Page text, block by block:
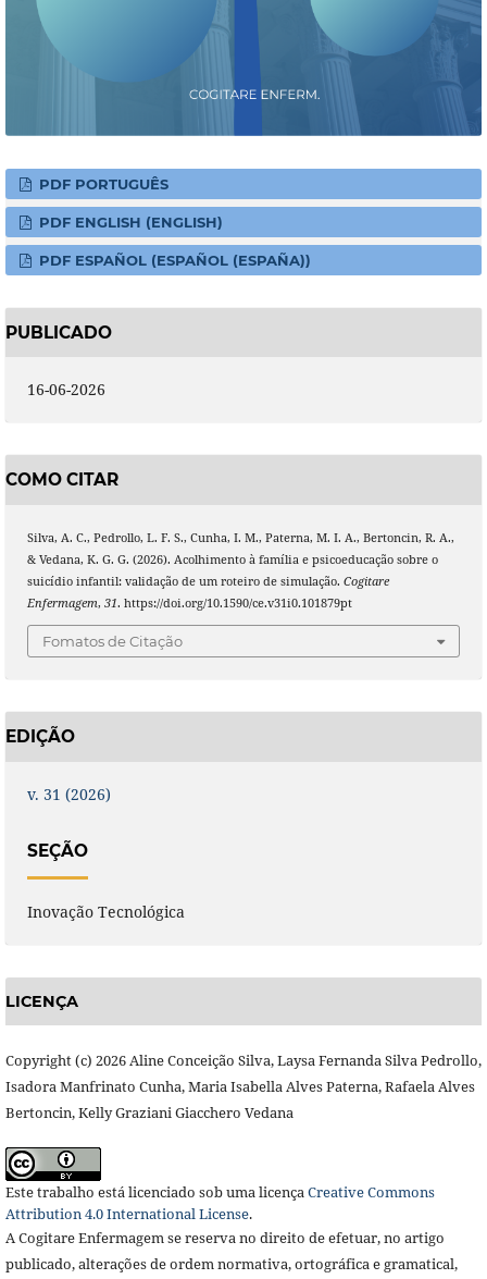
PDF PORTUGUÊS
PDF ENGLISH (ENGLISH)
PDF ESPAÑOL (ESPAÑOL (ESPAÑA))
PUBLICADO
16-06-2026
COMO CITAR
Silva, A. C., Pedrollo, L. F. S., Cunha, I. M., Paterna, M. I. A., Bertoncin, R. A.,
& Vedana, K. G. G. (2026). Acolhimento à família e psicoeducação sobre o
suicídio infantil: validação de um roteiro de simulação. Cogitare
Enfermagem, 31. https://doi.org/10.1590/ce.v31i0.101879pt
Fomatos de Citação
EDIÇÃO
v. 31 (2026)
SEÇÃO
Inovação Tecnológica
LICENÇA
Copyright (c) 2026 Aline Conceição Silva, Laysa Fernanda Silva Pedrollo,
Isadora Manfrinato Cunha, Maria Isabella Alves Paterna, Rafaela Alves
Bertoncin, Kelly Graziani Giacchero Vedana
Este trabalho está licenciado sob uma licençaCreative Commons
Attribution 4.0 International License.
A Cogitare Enfermagem se reserva no direito de efetuar, no artigo
publicado, alterações de ordem normativa, ortográfica e gramatical,